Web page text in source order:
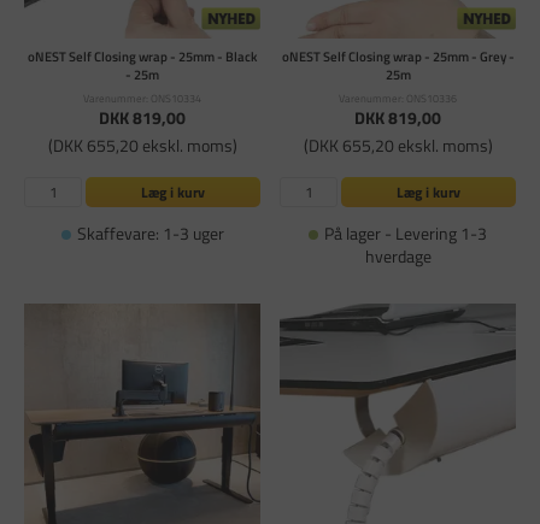
oNEST Self Closing wrap - 25mm - Black
- 25m
Varenummer: ONS10334
DKK 819,00
(DKK 655,20 ekskl. moms)
Læg i kurv
Skaffevare: 1-3 uger
oNEST Self Closing wrap - 25mm - Grey -
25m
Varenummer: ONS10336
DKK 819,00
(DKK 655,20 ekskl. moms)
Læg i kurv
På lager - Levering 1-3
hverdage